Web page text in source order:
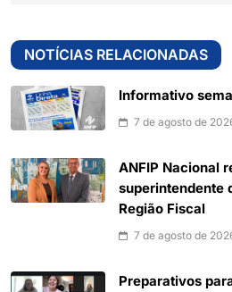
NOTÍCIAS RELACIONADAS
Informativo
7 de agosto de
ANFIP Nacional
superintendente
Região Fiscal
7 de agosto de
Preparativos